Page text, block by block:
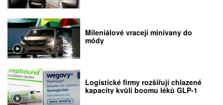
Mileniálové vracejí minivany do
módy
Logistické firmy rozšiřují chlazené
kapacity kvůli boomu léků GLP-1